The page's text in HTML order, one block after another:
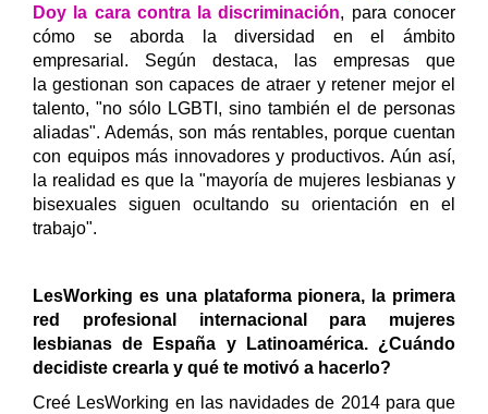
Doy la cara contra la discriminación, para conocer
cómo se aborda la diversidad en el ámbito
empresarial. Según destaca, las empresas que
la gestionan son capaces de atraer y retener mejor el
talento, "no sólo LGBTI, sino también el de personas
aliadas". Además, son más rentables, porque cuentan
con equipos más innovadores y productivos.Aún así,
la realidad es que la "mayoría de mujeres lesbianas y
bisexuales siguen ocultando su orientación en el
trabajo".
LesWorking es una plataforma pionera, la primera
red profesional internacional para mujeres
lesbianas de España y Latinoamérica. ¿Cuándo
decidiste crearla y qué te motivó a hacerlo?
Creé LesWorking en las navidades de 2014 para que